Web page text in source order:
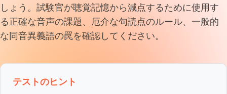
しょう。試験官が聴覚記憶から減点するために使用す
る正確な音声の課題、厄介な句読点のルール、一般的
な同音異義語の罠を確認してください。
テストのヒント